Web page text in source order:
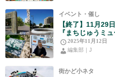
イベント・催し
【終了】11月29
『まちじゅうミ
2025年11月12日
編集部｜J
街かど小ネタ